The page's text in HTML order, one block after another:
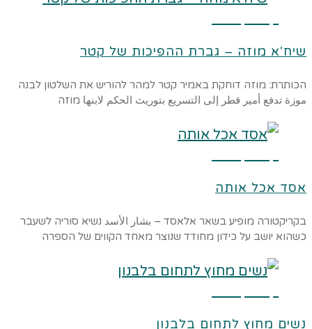
שיח'א מוזה – גברת ההפיכות של קטר
הכותרת: מוזה דוחקת באמיר קטר למהר להוריש את השלטון לבנה
موزة تدفع أمير قطر إلى التسريع بتوريث الحكم لابنها מוזה
אסד אכל אותה
בקריקטורה מופיע בשאר אלאסד – بشار الأسد נשיא סוריה לשעבר
כשהוא יושב על כידון מחודד שנוצר מאחד הקווים של הספרה
נשים מחוץ לתחום בלבנון